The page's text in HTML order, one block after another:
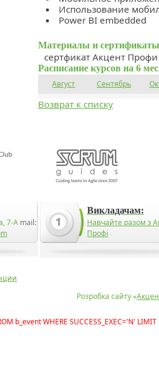
Использование
Power BI embedded
Материалы и
сертфикат Акцент Профи
Расписание курсов на 6
Август Сентябрь
Возврат к списку
7-А mail:
Викладачам:
Навчайте разом з
Профі
Розробка сайту «
b_event WHERE SUCCESS_EXEC='N' LIMIT